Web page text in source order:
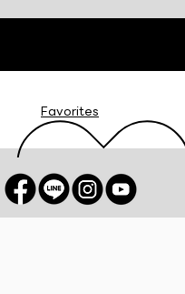
Favorites